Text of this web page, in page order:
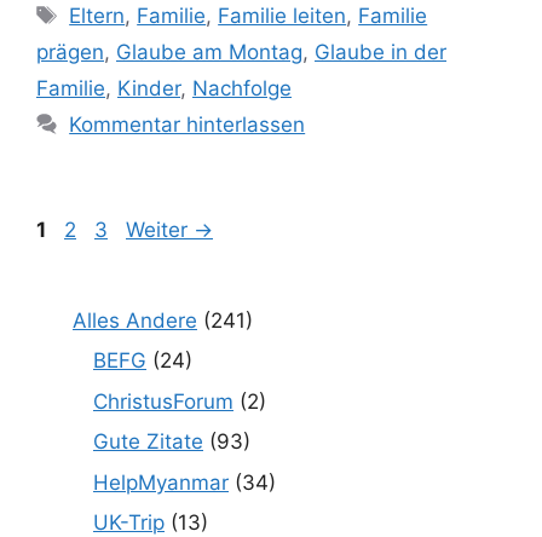
Schlagwörter
Eltern, Familie, Familie leiten, Familie
prägen, Glaube am Montag, Glaube in der
Familie, Kinder, Nachfolge
Kommentar hinterlassen
Seite
1 Seite
2 Seite
3 Weiter →
Alles Andere (241)
BEFG (24)
ChristusForum (2)
Gute Zitate (93)
HelpMyanmar (34)
UK-Trip (13)